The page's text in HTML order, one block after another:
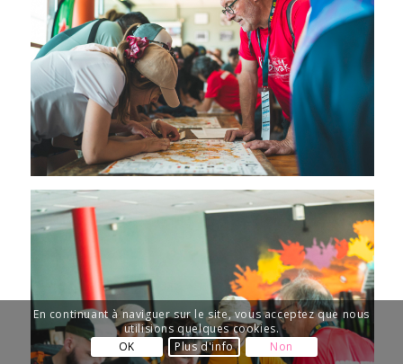
En continuant à naviguer sur le site, vous acceptez que nous
utilisions quelques cookies.
OK
Plus d'info Non